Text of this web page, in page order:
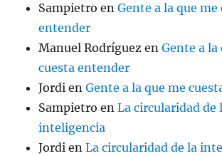
Sampietro enGente a la que me
entender
Manuel Rodríguez enGente a la
cuesta entender
Jordi enGente a la que me
Sampietro enLa circularidad de
inteligencia
Jordi enLa circularidad de la